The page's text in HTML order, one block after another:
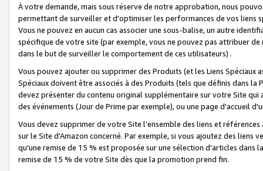
À votre demande, mais sous réserve de notre approbation, nous
permettant de surveiller et d'optimiser les performances de vos liens
Vous ne pouvez en aucun cas associer une sous-balise, un autre
spécifique de votre site (par exemple, vous ne pouvez pas attribuer
dans le but de surveiller le comportement de ces utilisateurs) .
Vous pouvez ajouter ou supprimer des Produits (et les Liens
Spéciaux doivent être associés à des Produits (tels que définis dans
devez présenter du contenu original supplémentaire sur votre Site qui
des événements (Jour de Prime par exemple), ou une page d'accueil
Vous devez supprimer de votre Site l’ensemble des liens et
sur le Site d'Amazon concerné. Par exemple, si vous ajoutez des
qu'une remise de 15 % est proposée sur une sélection d'articles
remise de 15 % de votre Site dès que la promotion prend fin.